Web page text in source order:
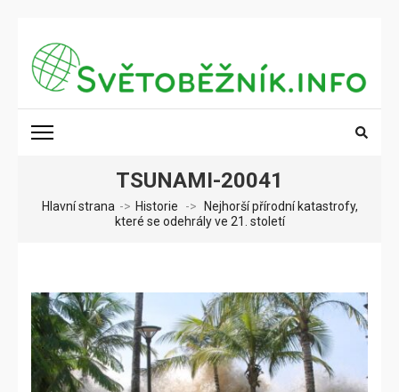
obsah
(stiskněte
Enter)
SVĚTOBĚŽNÍK.INFO
TSUNAMI-20041
Hlavní strana -> Historie ->
Nejhorší přírodní katastrofy,
které se odehrály ve 21. století